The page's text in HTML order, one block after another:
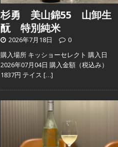
杉勇 美山錦55 山卸生
酛 特別純米
2026年7月18日
0
購入場所 キッショーセレクト 購入日
2026年07月04日 購入金額（税込み）
1837円 テイス […]